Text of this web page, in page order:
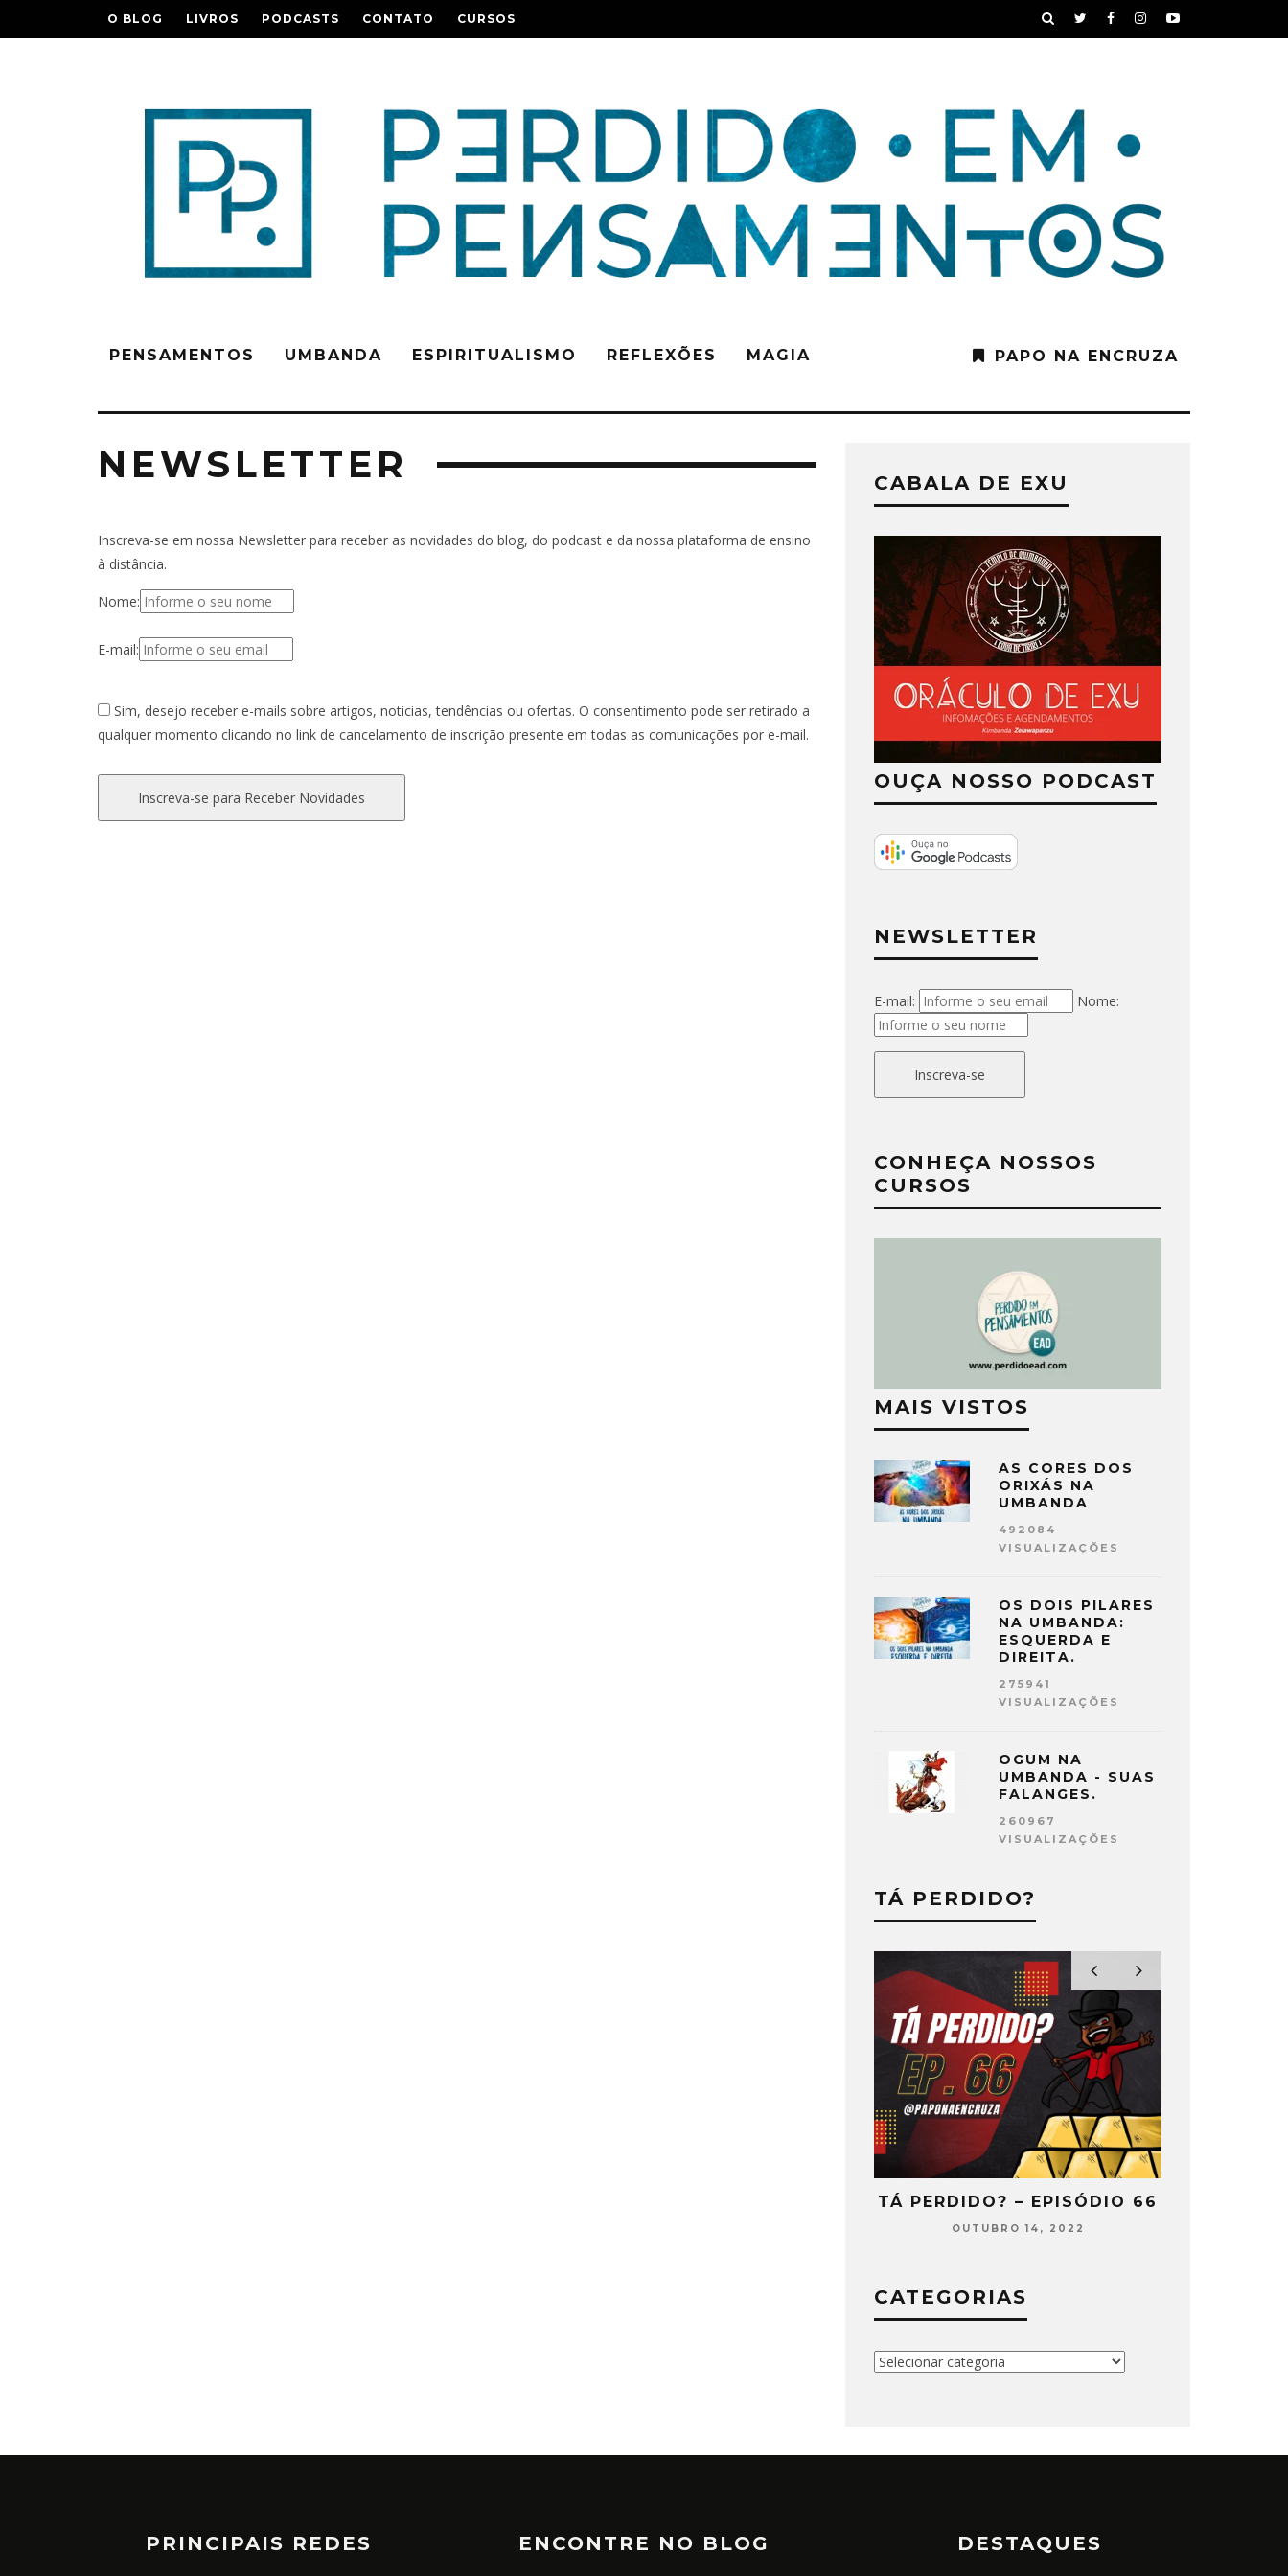
O BLOG LIVROS PODCASTS CONTATO CURSOS
PENSAMENTOS UMBANDA ESPIRITUALISMO REFLEXÕES MAGIA PAPO NA ENCRUZA
NEWSLETTER
Inscreva-se em nossa Newsletter para receber as novidades do blog, do podcast e da nossa plataforma de ensino
à distância.
Nome:
E-mail:
Sim, desejo receber e-mails sobre artigos, noticias, tendências ou ofertas. O consentimento pode ser retirado a
qualquer momento clicando no link de cancelamento de inscrição presente em todas as comunicações por e-mail.
Inscreva-se para Receber Novidades
CABALA DE EXU
OUÇA NOSSO PODCAST
NEWSLETTER
E-mail: Nome:
Inscreva-se
CONHEÇA NOSSOS
CURSOS
MAIS VISTOS
AS CORES DOS
ORIXÁS NA
UMBANDA
492084
VISUALIZAÇÕES
OS DOIS PILARES
NA UMBANDA:
ESQUERDA E
DIREITA.
275941
VISUALIZAÇÕES
OGUM NA
UMBANDA - SUAS
FALANGES.
260967
VISUALIZAÇÕES
TÁ PERDIDO?
TÁ PERDIDO? – EPISÓDIO 66
OUTUBRO 14, 2022
CATEGORIAS
Categorias
PRINCIPAIS REDES ENCONTRE NO BLOG DESTAQUES